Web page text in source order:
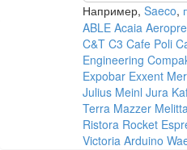
Например, Saeco,
ABLE Acaia
C&T C3 Cafe Poli
Engineering
Expobar Exxent
Julius Meinl Jura
Terra Mazzer
Ristora Rocket
Victoria Arduino